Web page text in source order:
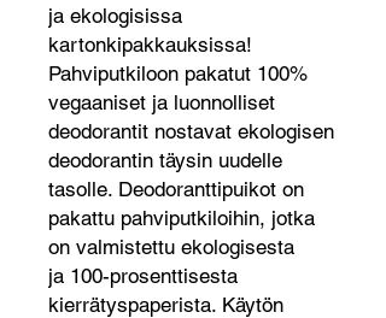
ja ekologisissa
kartonkipakkauksissa!
Pahviputkiloon pakatut 100%
vegaaniset ja luonnolliset
deodorantit nostavat ekologisen
deodorantin täysin uudelle
tasolle. Deodoranttipuikot on
pakattu pahviputkiloihin, jotka
on valmistettu ekologisesta
ja 100-prosenttisesta
kierrätyspaperista. Käytön